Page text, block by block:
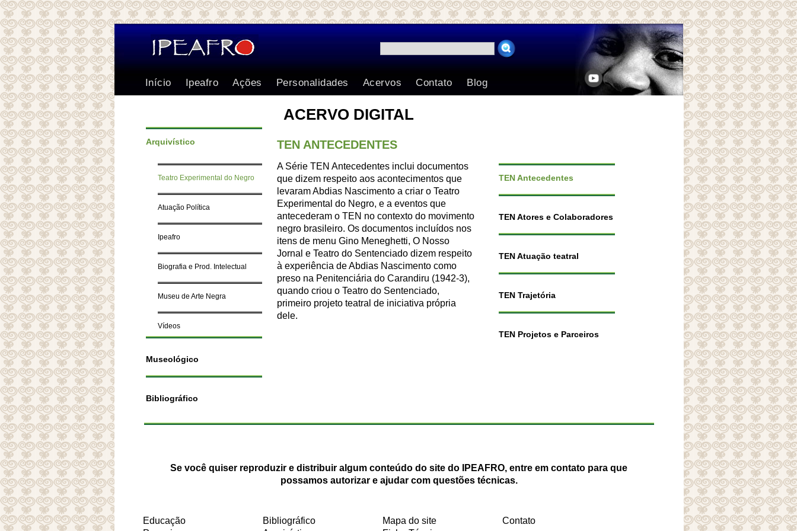
Search for:
Início Ipeafro Ações Personalidades Acervos Contato Blog
ACERVO DIGITAL
Arquivístico
Teatro Experimental do Negro
Atuação Política
Ipeafro
Biografia e Prod. Intelectual
Museu de Arte Negra
Vídeos
Museológico
Bibliográfico
TEN ANTECEDENTES
TEN Antecedentes
TEN Atores e Colaboradores
TEN Atuação teatral
TEN Trajetória
TEN Projetos e Parceiros
A Série TEN Antecedentes inclui documentos
que dizem respeito aos acontecimentos que
levaram Abdias Nascimento a criar o Teatro
Experimental do Negro, e a eventos que
antecederam o TEN no contexto do movimento
negro brasileiro. Os documentos incluídos nos
itens de menu Gino Meneghetti, O Nosso
Jornal e Teatro do Sentenciado dizem respeito
à experiência de Abdias Nascimento como
preso na Penitenciária do Carandiru (1942-3),
quando criou o Teatro do Sentenciado,
primeiro projeto teatral de iniciativa própria
dele.
Se você quiser reproduzir e distribuir algum conteúdo do site do IPEAFRO, entre em contato para que
possamos autorizar e ajudar com questões técnicas.
Educação
Bibliográfico
Mapa do site
Contato